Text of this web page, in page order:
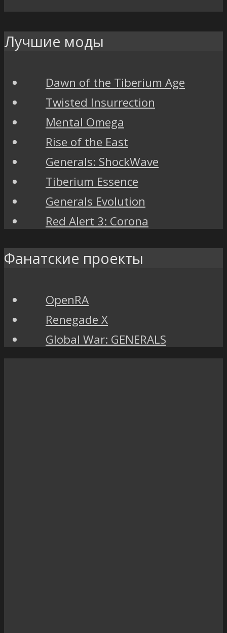
Лучшие моды
Dawn of the Tiberium Age
Twisted Insurrection
Mental Omega
Rise of the East
Generals: ShockWave
Tiberium Essence
Generals Evolution
Red Alert 3: Corona
Фанатские проекты
OpenRA
Renegade X
Global War: GENERALS